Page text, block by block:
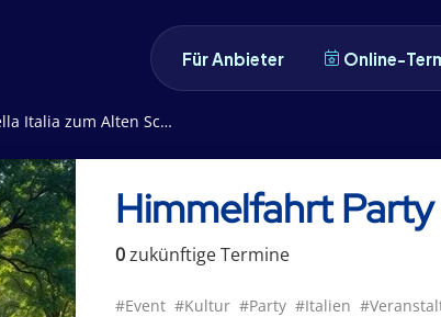
Für Anbieter Online-
zum Alten Schloss
Himmelfahrt
0zukünftigeTermine
#Event #Kultur #Party #Italien